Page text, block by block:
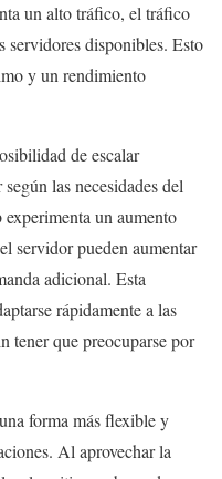
un alto tráfico, el tráfico
servidores disponibles. Esto
y un rendimiento
de escalar
las necesidades del
un aumento
servidor pueden aumentar
adicional. Esta
rápidamente a las
tener que preocuparse por
forma más flexible y
Al aprovechar la